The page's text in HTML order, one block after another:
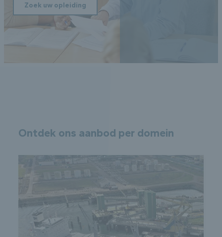
Zoek uw opleiding
Ontdek ons aanbod per domein